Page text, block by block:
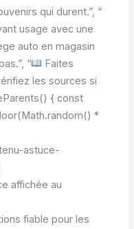
qui durent.”, “
usage avec une
auto en magasin
“
Faites
les sources si
{ const
*
astuce-
affichée au
fiable pour les